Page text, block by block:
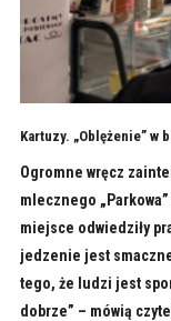
Kartuzy. „Oblężenie”
Ogromne wręcz
mlecznego
miejsce odwiedziły
jedzenie jest
tego, że ludzi jest
dobrze” – mówią